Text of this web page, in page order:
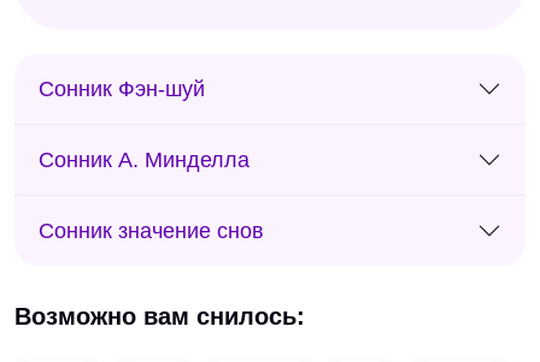
Сонник Фэн-шуй
Сонник А. Минделла
Сонник значение снов
Возможно вам снилось: